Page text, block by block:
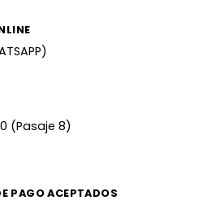
(Pasaje 8)
PAGO ACEPTADOS